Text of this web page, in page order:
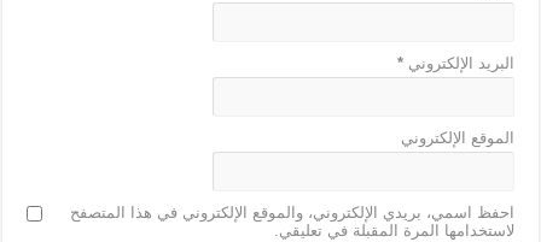
البريد الإلكتروني*
الموقع الإلكتروني
احفظ اسمي، بريدي الإلكتروني، والموقع الإلكتروني في هذا المتصفح
لاستخدامها المرة المقبلة في تعليقي.